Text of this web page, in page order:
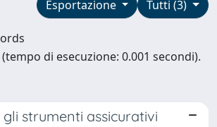
Tutti (3)
Esportazione
di esecuzione: 0.001 secondi).
gli strumenti assicurativi